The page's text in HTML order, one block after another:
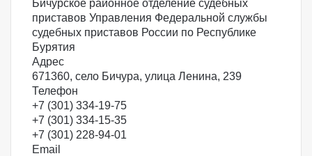
Бичурское районное отделение судебных
приставов Управления Федеральной службы
судебных приставов России по Республике
Бурятия
Адрес
671360, село Бичура, улица Ленина, 239
Телефон
+7 (301) 334-19-75
+7 (301) 334-15-35
+7 (301) 228-94-01
Email